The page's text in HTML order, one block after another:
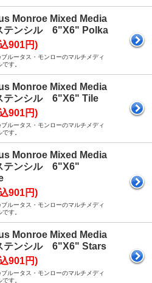
Monroe Mixed Media
テンシル 6"X6" Polka
901円)
ルータス・モンローのマルチメディ
す。
Monroe Mixed Media
テンシル 6"X6" Tile
901円)
ルータス・モンローのマルチメディ
す。
Monroe Mixed Media
テンシル 6"X6"
901円)
ルータス・モンローのマルチメディ
す。
Monroe Mixed Media
テンシル 6"X6" Stars
901円)
ルータス・モンローのマルチメディ
す。